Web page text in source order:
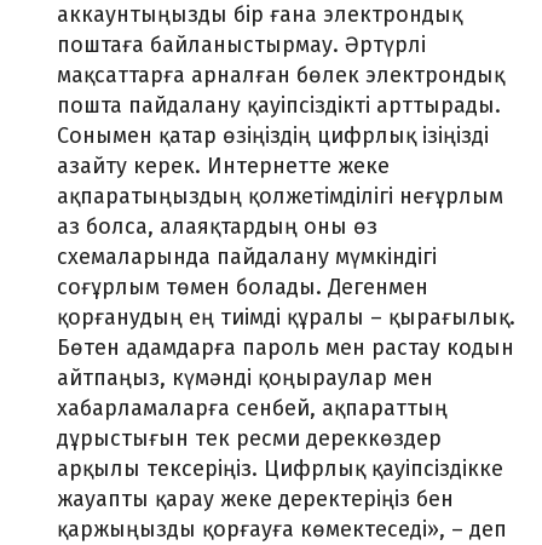
аккаунтыңызды бір ғана электрондық
поштаға байланыстырмау. Әртүрлі
мақсаттарға арналған бөлек электрондық
пошта пайдалану қауіпсіздікті арттырады.
Сонымен қатар өзіңіздің цифрлық ізіңізді
азайту керек. Интернетте жеке
ақпаратыңыздың қолжетімділігі неғұрлым
аз болса, алаяқтардың оны өз
схемаларында пайдалану мүмкіндігі
соғұрлым төмен болады. Дегенмен
қорғанудың ең тиімді құралы – қырағылық.
Бөтен адамдарға пароль мен растау кодын
айтпаңыз, күмәнді қоңыраулар мен
хабарламаларға сенбей, ақпараттың
дұрыстығын тек ресми дереккөздер
арқылы тексеріңіз. Цифрлық қауіпсіздікке
жауапты қарау жеке деректеріңіз бен
қаржыңызды қорғауға көмектеседі», – деп